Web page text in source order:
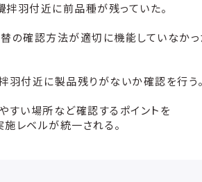
羽付近に前品種が残っていた。
の確認方法が適切に機能していなかっ
羽付近に製品残りがないか確認を行う
すい場所など確認するポイントを
レベルが統一される。